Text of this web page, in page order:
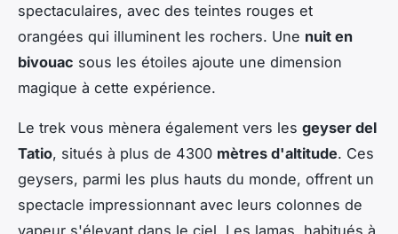
spectaculaires, avec des teintes rouges et
orangées qui illuminent les rochers. Une nuit en
bivouac sous les étoiles ajoute une dimension
magique à cette expérience.
Le trek vous mènera également vers les geyser del
Tatio, situés à plus de 4300 mètres d'altitude. Ces
geysers, parmi les plus hauts du monde, offrent un
spectacle impressionnant avec leurs colonnes de
vapeur s'élevant dans le ciel. Les lamas, habitués à